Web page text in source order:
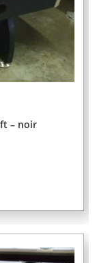
– noir